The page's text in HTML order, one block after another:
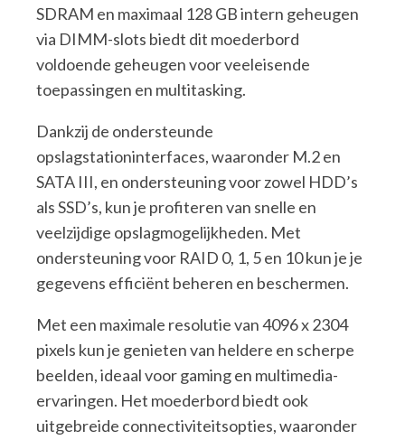
SDRAM en maximaal 128 GB intern geheugen
via DIMM-slots biedt dit moederbord
voldoende geheugen voor veeleisende
toepassingen en multitasking.
Dankzij de ondersteunde
opslagstationinterfaces, waaronder M.2 en
SATA III, en ondersteuning voor zowel HDD’s
als SSD’s, kun je profiteren van snelle en
veelzijdige opslagmogelijkheden. Met
ondersteuning voor RAID 0, 1, 5 en 10 kun je je
gegevens efficiënt beheren en beschermen.
Met een maximale resolutie van 4096 x 2304
pixels kun je genieten van heldere en scherpe
beelden, ideaal voor gaming en multimedia-
ervaringen. Het moederbord biedt ook
uitgebreide connectiviteitsopties, waaronder